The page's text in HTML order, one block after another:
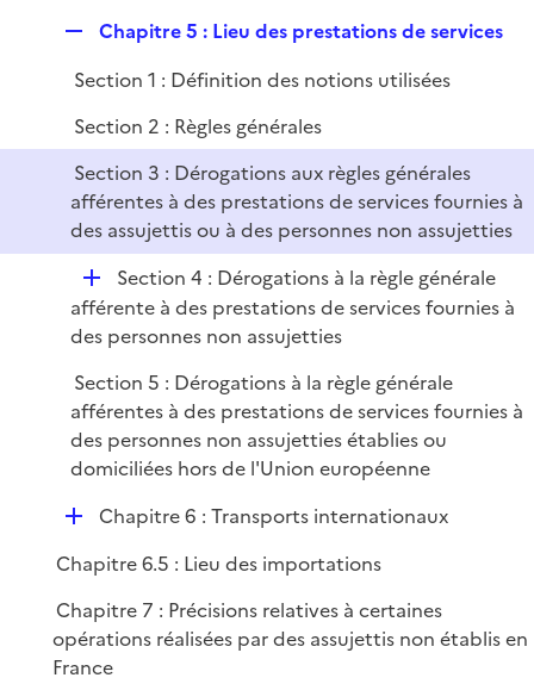
p
i
e
r
Chapitre 5 : Lieu des prestations de services
Section 1 : Définition des notions utilisées
Section 2 : Règles générales
Section 3 : Dérogations aux règles générales
afférentes à des prestations de services fournies à
des assujettis ou à des personnes non assujetties
D
é
p
i
e
r
Section 4 : Dérogations à la règle générale
afférente à des prestations de services fournies à
des personnes non assujetties
Section 5 : Dérogations à la règle générale
afférentes à des prestations de services fournies à
des personnes non assujetties établies ou
domiciliées hors de l'Union européenne
D
p
l
i
e
Chapitre 6 : Transports internationaux
Chapitre 6.5 : Lieu des importations
Chapitre 7 : Précisions relatives à certaines
opérations réalisées par des assujettis non établis en
France